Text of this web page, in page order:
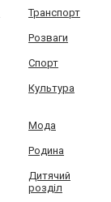
Транспорт
Розваги
Спорт
Культура
Мода
Родина
Дитячий
розділ